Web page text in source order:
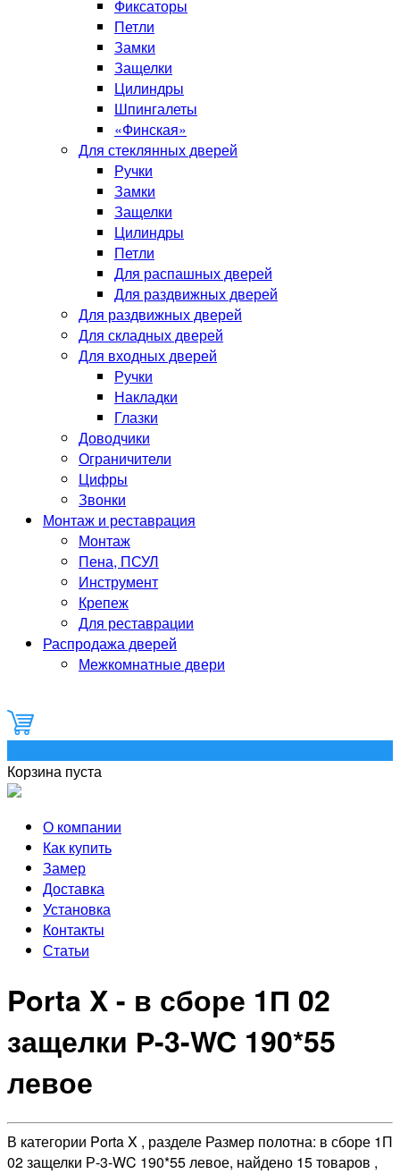
Фиксаторы
Петли
Замки
Защелки
Цилиндры
Шпингалеты
«Финская»
Для стеклянных дверей
Ручки
Замки
Защелки
Цилиндры
Петли
Для распашных дверей
Для раздвижных дверей
Для раздвижных дверей
Для складных дверей
Для входных дверей
Ручки
Накладки
Глазки
Доводчики
Ограничители
Цифры
Звонки
Монтаж и реставрация
Монтаж
Пена, ПСУЛ
Инструмент
Крепеж
Для реставрации
Распродажа дверей
Межкомнатные двери
Корзина пуста
О компании
Как купить
Замер
Доставка
Установка
Контакты
Статьи
Porta X - в сборе 1П 02
защелки Р-3-WC 190*55
левое
В категории Porta X , разделе Размер полотна: в сборе 1П
02 защелки Р-3-WC 190*55 левое, найдено 15 товаров ,